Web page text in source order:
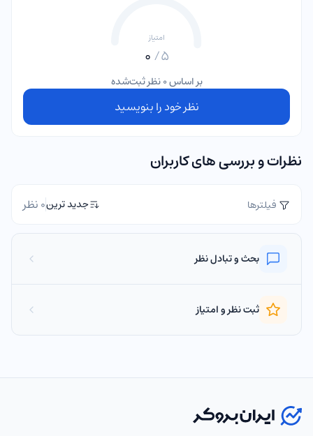
امتیاز
5/
بر اساس 0 نظر ثبت‌شده
نظر خود را بنویسید
نظرات و بررسی های کاربران
فیلترها جدید ترین0 نظر
بحث و تبادل نظر
ثبت نظر و امتیاز